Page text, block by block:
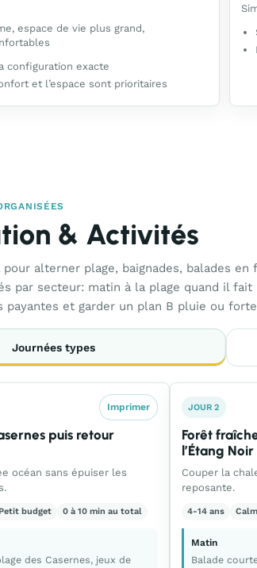
espace de vie plus grand,
configuration exacte
et l’espace sont prioritaires
& Activités
pour alterner plage, baignades, balades
par secteur: matin à la plage quand il
payantes et garder un plan B pluie ou
Journées types
Imprimer
puis retour
océan sans épuiser les
Petit budget 0 à 10 min au total
des Casernes, jeux de
JOUR 2
Forêt
l’Étang Noir
Couper la
reposante.
4-14 ans
Matin
Balade